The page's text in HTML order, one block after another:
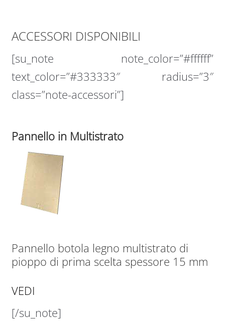
ACCESSORI DISPONIBILI
[su_note note_color=”#ffffff”
text_color=”#333333″ radius=”3″
class=”note-accessori”]
Pannello in Multistrato
Pannello botola legno multistrato di
pioppo di prima scelta spessore 15 mm
VEDI
[/su_note]